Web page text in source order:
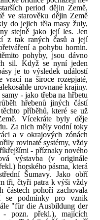
period dějin Země,
ve starověku dějin Země
do jejich těla masy žuly,
stejně jako její les. Jen
z tak raných časů a její
a pohybu hornin.
pohyby, jsou dávno
sil. Když se nyní jeden
je to výsledek událostí
vrací na široce rozepjaté,
urovnané krajiny.
- jako třeba na hřbetu
hřebenů jiných částí
příběhů, které se už
Vícekráte byly děje
Za nich měly vodní toky
a v okrajových zónách
rovinaté systémy, vždy
- příznaky nového
výstavba (v originále
horského pásma, která
Šumavy. Jako obří
tři, čtyři patra k výši vždy
pohoří zachovala
se podmínky pro vznik
"für die Ausbildung der
pozn. překl.), majících